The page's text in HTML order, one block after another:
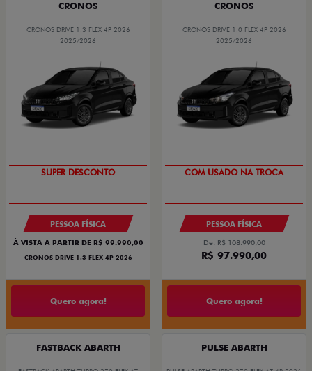
CRONOS
CRONOS DRIVE 1.3 FLEX 4P 2026
2025/2026
SUPER DESCONTO
PESSOA FÍSICA
À VISTA A PARTIR DE R$ 99.990,00
CRONOS DRIVE 1.3 FLEX 4P 2026
Quero agora!
CRONOS
CRONOS DRIVE 1.0 FLEX 4P 2026
2025/2026
COM USADO NA TROCA
PESSOA FÍSICA
De: R$ 108.990,00
R$ 97.990,00
Quero agora!
FASTBACK ABARTH PULSE ABARTH